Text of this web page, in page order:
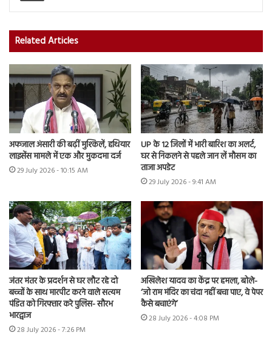
Related Articles
अफजाल अंसारी की बढ़ीं मुश्किलें, हथियार
लाइसेंस मामले में एक और मुकदमा दर्ज
29 July 2026 - 10:15 AM
UP के 12 जिलों में भारी बारिश का अलर्ट,
घर से निकलने से पहले जान लें मौसम का
ताजा अपडेट
29 July 2026 - 9:41 AM
जंतर मंतर के प्रदर्शन से घर लौट रहे दो
बच्चों के साथ मारपीट करने वाले सत्यम
पंडित को गिरफ्तार करे पुलिस- सौरभ
भारद्वाज
28 July 2026 - 7:26 PM
अखिलेश यादव का केंद्र पर हमला, बोले-
‘जो राम मंदिर का चंदा नहीं बचा पाए, वे पेपर
कैसे बचाएंगे’
28 July 2026 - 4:08 PM